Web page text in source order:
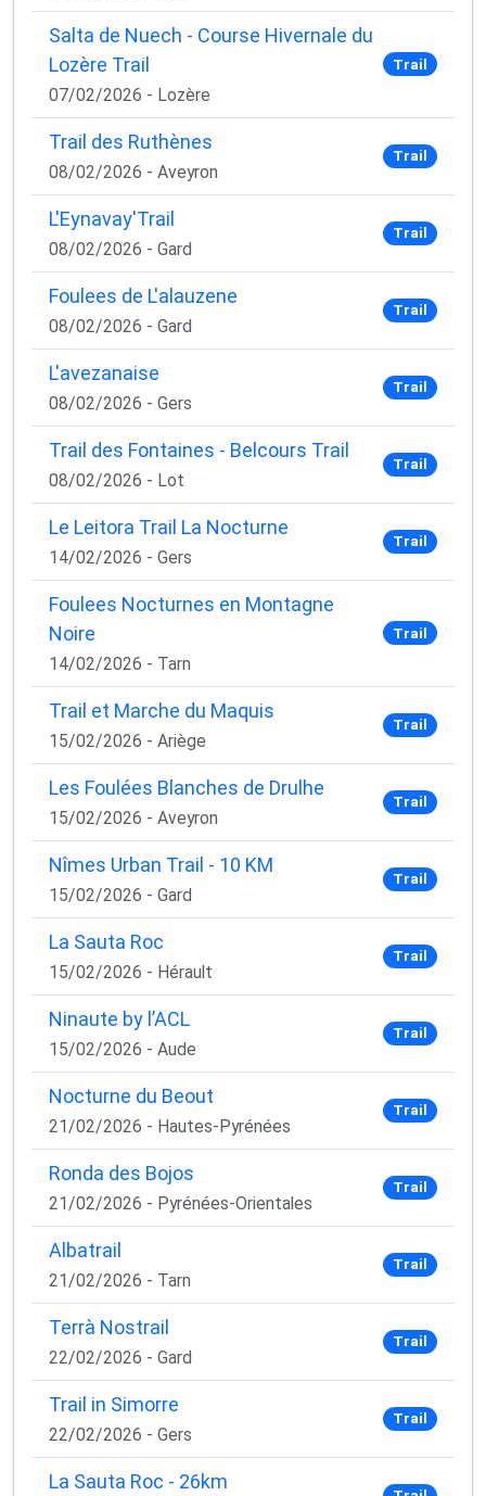
Salta de Nuech - Course Hivernale du
Lozère Trail
07/02/2026 - Lozère
Trail
Trail des Ruthènes
08/02/2026 - Aveyron
Trail
L'Eynavay'Trail
08/02/2026 - Gard
Trail
Foulees de L'alauzene
08/02/2026 - Gard
Trail
L'avezanaise
08/02/2026 - Gers
Trail
Trail des Fontaines - Belcours Trail
08/02/2026 - Lot
Trail
Le Leitora Trail La Nocturne
14/02/2026 - Gers
Trail
Foulees Nocturnes en Montagne
Noire
14/02/2026 - Tarn
Trail
Trail et Marche du Maquis
15/02/2026 - Ariège
Trail
Les Foulées Blanches de Drulhe
15/02/2026 - Aveyron
Trail
Nîmes Urban Trail - 10 KM
15/02/2026 - Gard
Trail
La Sauta Roc
15/02/2026 - Hérault
Trail
Ninaute by l’ACL
15/02/2026 - Aude
Trail
Nocturne du Beout
21/02/2026 - Hautes-Pyrénées
Trail
Ronda des Bojos
21/02/2026 - Pyrénées-Orientales
Trail
Albatrail
21/02/2026 - Tarn
Trail
Terrà Nostrail
22/02/2026 - Gard
Trail
Trail in Simorre
22/02/2026 - Gers
Trail
La Sauta Roc - 26km